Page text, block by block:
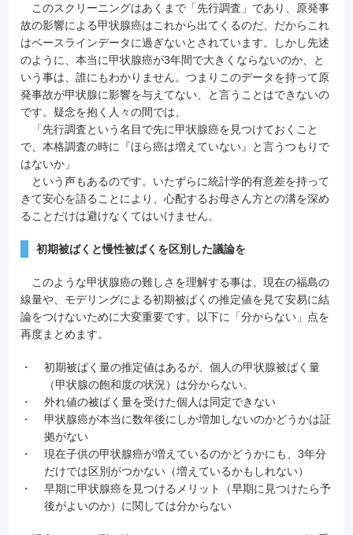
このスクリーニングはあくまで「先行調査」であり、原発事
故の影響による甲状腺癌はこれから出てくるのだ、だからこれ
はベースラインデータに過ぎないとされています。しかし先述
のように、本当に甲状腺癌が3年間で大きくならないのか、と
いう事は、誰にもわかりません。つまりこのデータを持って原
発事故が甲状腺に影響を与えてない、と言うことはできないの
です。疑念を抱く人々の間では、
「先行調査という名目で先に甲状腺癌を見つけておくこと
で、本格調査の時に『ほら癌は増えていない』と言うつもりで
はないか」
という声もあるのです。いたずらに統計学的有意差を持って
きて安心を語ることにより、心配するお母さん方との溝を深め
ることだけは避けなくてはいけません。
初期被ばくと慢性被ばくを区別した議論を
このような甲状腺癌の難しさを理解する事は、現在の福島の
線量や、モデリングによる初期被ばくの推定値を見て安易に結
論をつけないために大変重要です。以下に「分からない」点を
再度まとめます。
・
初期被ばく量の推定値はあるが、個人の甲状腺被ばく量
（甲状腺の飽和度の状況）は分からない。
・
外れ値の被ばく量を受けた個人は同定できない
・
甲状腺癌が本当に数年後にしか増加しないのかどうかは証
拠がない
・
現在子供の甲状腺癌が増えているのかどうかにも、3年分
だけでは区別がつかない（増えているかもしれない）
・
早期に甲状腺癌を見つけるメリット（早期に見つけたら予
後がよいのか）に関しては分からない